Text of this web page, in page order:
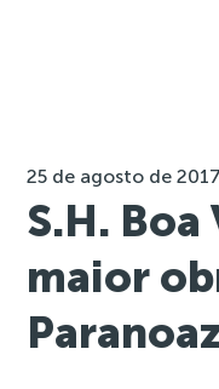
25 de agosto de 2017
S.H. Boa
maior